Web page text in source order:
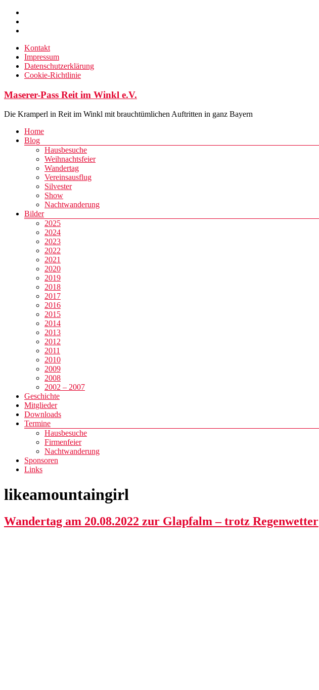
Zum
Inhalt
springen
Kontakt
Impressum
Datenschutzerklärung
Cookie-Richtlinie
Maserer-Pass Reit im Winkl e.V.
Die Kramperl in Reit im Winkl mit brauchtümlichen Auftritten in ganz Bayern
Menü
Home
Blog
Hausbesuche
Weihnachtsfeier
Wandertag
Vereinsausflug
Silvester
Show
Nachtwanderung
Bilder
2025
2024
2023
2022
2021
2020
2019
2018
2017
2016
2015
2014
2013
2012
2011
2010
2009
2008
2002 – 2007
Geschichte
Mitglieder
Downloads
Termine
Hausbesuche
Firmenfeier
Nachtwanderung
Sponsoren
Links
likeamountaingirl
Wandertag am 20.08.2022 zur Glapfalm – trotz Regenwetter